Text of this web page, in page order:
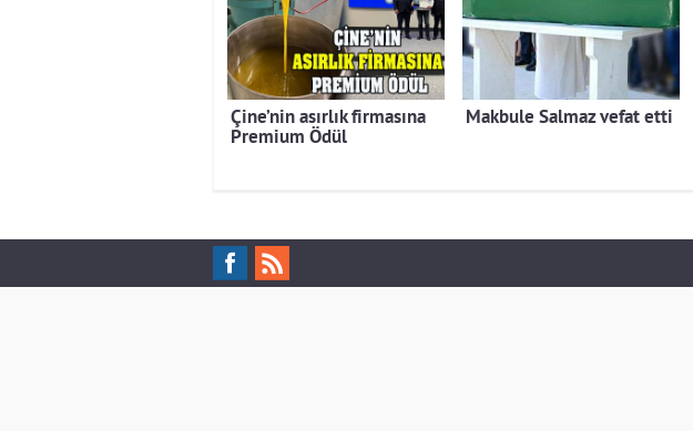
Çine’nin asırlık firmasına
Premium Ödül
Makbule Salmaz vefat etti